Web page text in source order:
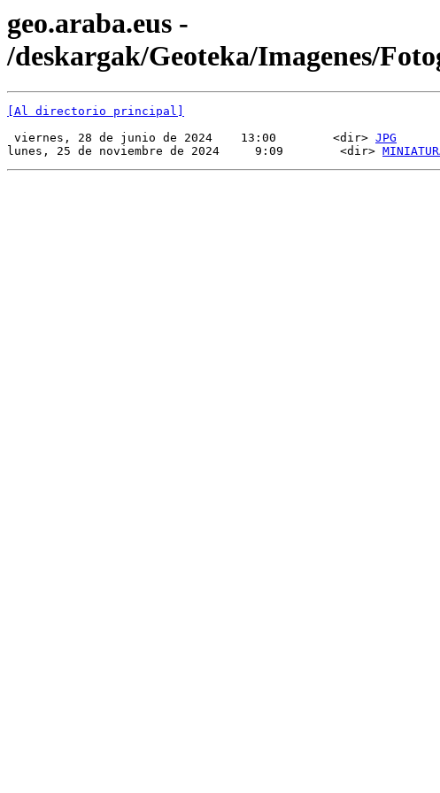
geo.araba.eus -
/deskargak/Geoteka/Imagenes/
[Al directorio principal]
viernes, 28 de junio de 2024    13:00        <dir> JPG
lunes, 25 de noviembre de 2024     9:09        <dir>